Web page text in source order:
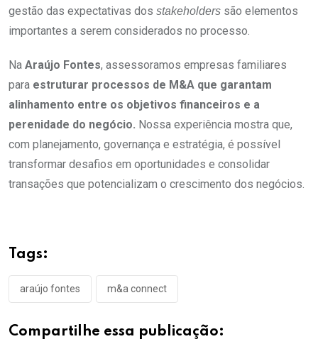
gestão das expectativas dos stakeholders são elementos
importantes a serem considerados no processo.
Na Araújo Fontes, assessoramos empresas familiares
para estruturar processos de M&A que garantam
alinhamento entre os objetivos financeiros e a
perenidade do negócio. Nossa experiência mostra que,
com planejamento, governança e estratégia, é possível
transformar desafios em oportunidades e consolidar
transações que potencializam o crescimento dos negócios.
Tags:
araújo fontes m&a connect
Compartilhe essa publicação: